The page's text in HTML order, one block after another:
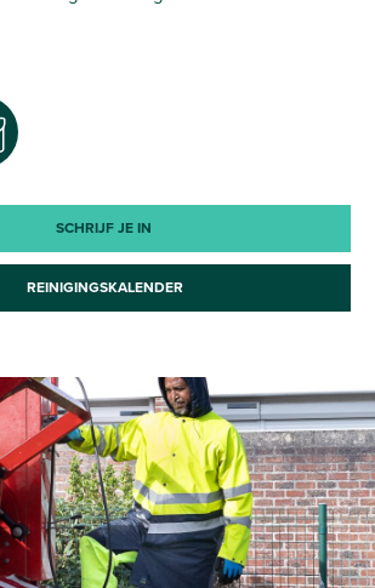
SCHRIJF JE IN
REINIGINGSKALENDER